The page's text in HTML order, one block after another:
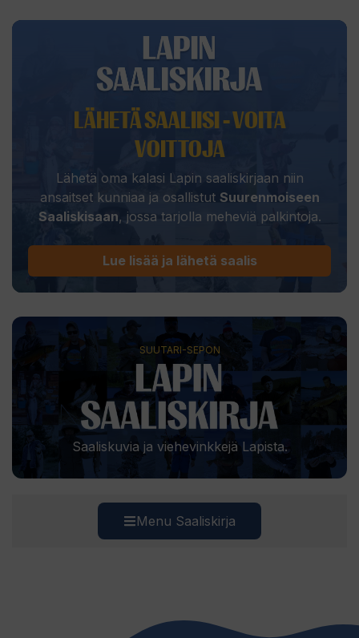
LÄHETÄ SAALIISI - VOITA
VOITTOJA
Lähetä oma kalasi Lapin saaliskirjaan niin
ansaitset kunniaa ja osallistut Suurenmoiseen
Saaliskisaan, jossa tarjolla meheviä palkintoja.
Lue lisää ja lähetä saalis
SUUTARI-SEPON
Saaliskuvia ja viehevinkkejä Lapista.
Menu Saaliskirja